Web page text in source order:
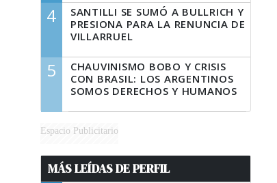
4
SANTILLI SE SUMÓ A BULLRICH Y
PRESIONA PARA LA RENUNCIA DE
VILLARRUEL
5
CHAUVINISMO BOBO Y CRISIS
CON BRASIL: LOS ARGENTINOS
SOMOS DERECHOS Y HUMANOS
Espacio Publicitario
MÁS LEÍDAS DE PERFIL